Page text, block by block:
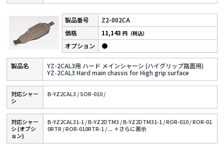
Z2-002CA
YZ-2CAL3用 ハード メインシャーシ (ハイグリップ路面用)
YZ-2CAL3 Hard main chassis for High grip surface
11,143円（税込）
●
対応シャー
シ
B-YZ2CAL3 /SOR-010 /
対応シャー
シ (オプシ
ョン)
B-YZ2CAL31-1 /B-YZ2DTM3 /B-YZ2DTM31-1 /ROR-010 /ROR-01
0RTR /ROR-010RTR-1 /... ＋さらに表⽰